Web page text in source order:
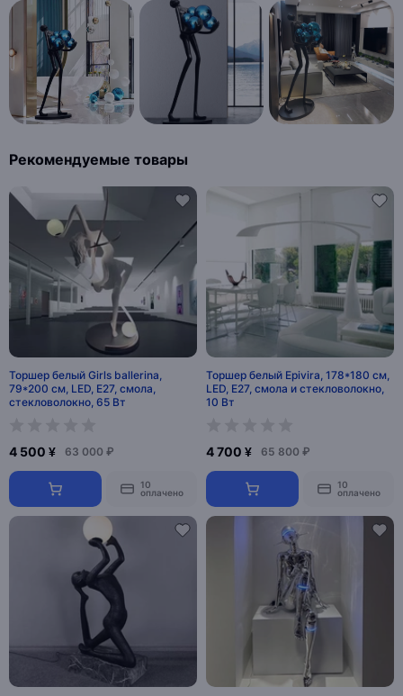
Рекомендуемые товары
Торшер белый Girls ballerina,
79*200 см, LED, Е27, смола,
стекловолокно, 65 Вт
4 500 ¥ 63 000 ₽
10
оплачено
Торшер белый Epivira, 178*180 см,
LED, Е27, смола и стекловолокно,
10 Вт
4 700 ¥ 65 800 ₽
10
оплачено